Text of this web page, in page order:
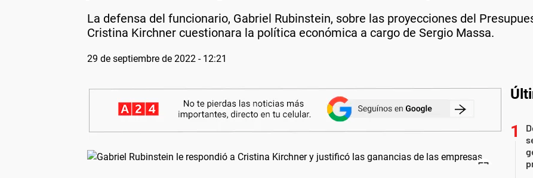
La defensa del funcionario, Gabriel Rubinstein, sobre las proyecciones del
Cristina Kirchner cuestionara la política económica a cargo de Sergio Massa.
29 de septiembre de 2022 - 12:21